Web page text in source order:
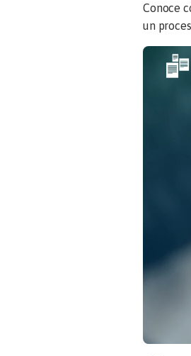
Conoce
un